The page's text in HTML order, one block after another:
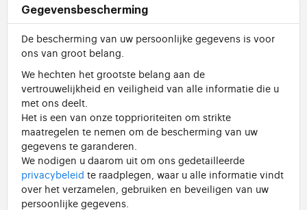
Gegevensbescherming
De bescherming van uw persoonlijke gegevens is voor
ons van groot belang.
We hechten het grootste belang aan de
vertrouwelijkheid en veiligheid van alle informatie die u
met ons deelt.
Het is een van onze topprioriteiten om strikte
maatregelen te nemen om de bescherming van uw
gegevens te garanderen.
We nodigen u daarom uit om ons gedetailleerde
privacybeleid te raadplegen, waar u alle informatie vindt
over het verzamelen, gebruiken en beveiligen van uw
persoonlijke gegevens.